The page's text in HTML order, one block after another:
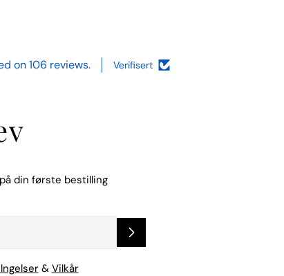
on 106 reviews. Verifisert
din første bestilling
& Vilkår